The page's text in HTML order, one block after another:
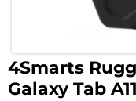
4Smarts
Galaxy Tab